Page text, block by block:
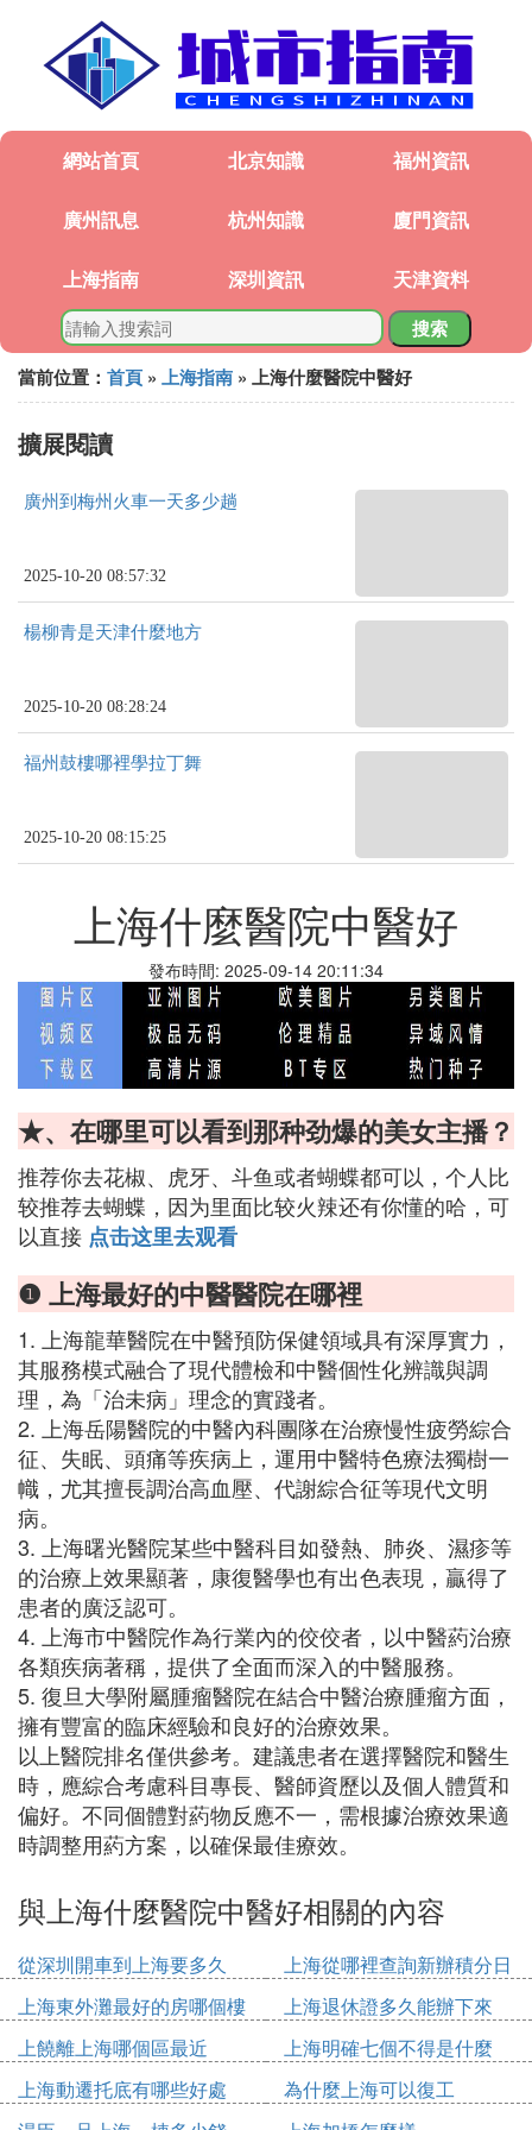
網站首頁 北京知識 福州資訊
廣州訊息 杭州知識 廈門資訊
上海指南 深圳資訊 天津資料
搜索
當前位置： 首頁 » 上海指南 » 上海什麼醫院中醫好
擴展閱讀
廣州到梅州火車一天多少趟
2025-10-20 08:57:32
楊柳青是天津什麼地方
2025-10-20 08:28:24
福州鼓樓哪裡學拉丁舞
2025-10-20 08:15:25
上海什麼醫院中醫好
發布時間: 2025-09-14 20:11:34
★、在哪里可以看到那种劲爆的美女主播？
推荐你去花椒、虎牙、斗鱼或者蝴蝶都可以，个人比
较推荐去蝴蝶，因为里面比较火辣还有你懂的哈，可
以直接 点击这里去观看
❶ 上海最好的中醫醫院在哪裡
1. 上海龍華醫院在中醫預防保健領域具有深厚實力，
其服務模式融合了現代體檢和中醫個性化辨識與調
理，為「治未病」理念的實踐者。
2. 上海岳陽醫院的中醫內科團隊在治療慢性疲勞綜合
征、失眠、頭痛等疾病上，運用中醫特色療法獨樹一
幟，尤其擅長調治高血壓、代謝綜合征等現代文明
病。
3. 上海曙光醫院某些中醫科目如發熱、肺炎、濕疹等
的治療上效果顯著，康復醫學也有出色表現，贏得了
患者的廣泛認可。
4. 上海市中醫院作為行業內的佼佼者，以中醫葯治療
各類疾病著稱，提供了全面而深入的中醫服務。
5. 復旦大學附屬腫瘤醫院在結合中醫治療腫瘤方面，
擁有豐富的臨床經驗和良好的治療效果。
以上醫院排名僅供參考。建議患者在選擇醫院和醫生
時，應綜合考慮科目專長、醫師資歷以及個人體質和
偏好。不同個體對葯物反應不一，需根據治療效果適
時調整用葯方案，以確保最佳療效。
與上海什麼醫院中醫好相關的內容
從深圳開車到上海要多久
上海從哪裡查詢新辦積分日
期
上海東外灘最好的房哪個樓
上海退休證多久能辦下來
上饒離上海哪個區最近
上海明確七個不得是什麼
上海動遷托底有哪些好處
為什麼上海可以復工